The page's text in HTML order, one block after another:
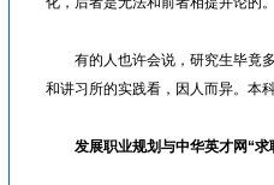
有的人也许会说，研究生毕竟多
和讲习所的实践看，因人而异。本
发展职业规划与中华英才网“求